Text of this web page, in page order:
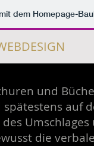
dem Homepage-
und
auf
des
die